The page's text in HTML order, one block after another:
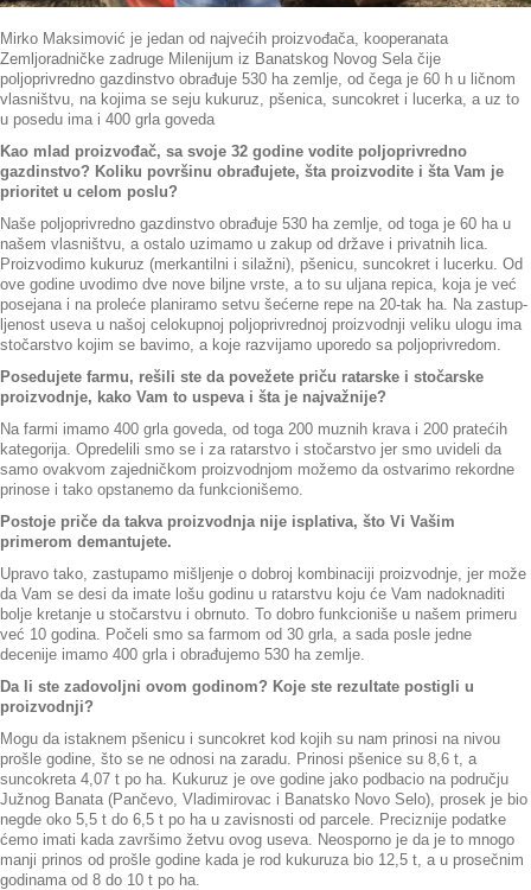
Mirko Maksimović je jedan od najvećih proizvođača, kooperanata
Zemljoradničke zadruge Milenijum iz Banatskog Novog Sela čije
poljoprivredno gazdinstvo obrađuje 530 ha zemlje, od čega je 60 h u ličnom
vlasništvu, na kojima se seju kukuruz, pšenica, suncokret i lucerka, a uz to
u posedu ima i 400 grla goveda
Kao mlad proizvođač, sa svoje 32 godine vodite poljoprivredno
gazdinstvo? Koliku površinu obrađujete, šta proizvodite i šta Vam je
prioritet u celom poslu?
Naše poljoprivredno gazdinstvo obrađuje 530 ha zemlje, od toga je 60 ha u
našem vlasništvu, a ostalo uzimamo u zakup od države i privatnih lica.
Proizvodimo kukuruz (merkantilni i silažni), pšenicu, suncokret i lucerku. Od
ove godine uvodimo dve nove biljne vrste, a to su uljana repica, koja je već
posejana i na proleće planiramo setvu šećerne repe na 20-tak ha. Na zastup-
ljenost useva u našoj celokupnoj poljoprivrednoj proizvodnji veliku ulogu ima
stočarstvo kojim se bavimo, a koje razvijamo uporedo sa poljoprivredom.
Posedujete farmu, rešili ste da povežete priču ratarske i stočarske
proizvodnje, kako Vam to uspeva i šta je najvažnije?
Na farmi imamo 400 grla goveda, od toga 200 muznih krava i 200 pratećih
kategorija. Opredelili smo se i za ratarstvo i stočarstvo jer smo uvideli da
samo ovakvom zajedničkom proizvodnjom možemo da ostvarimo rekordne
prinose i tako opstanemo da funkcionišemo.
Postoje priče da takva proizvodnja nije isplativa, što Vi Vašim
primerom demantujete.
Upravo tako, zastupamo mišljenje o dobroj kombinaciji proizvodnje, jer može
da Vam se desi da imate lošu godinu u ratarstvu koju će Vam nadoknaditi
bolje kretanje u stočarstvu i obrnuto. To dobro funkcioniše u našem primeru
već 10 godina. Počeli smo sa farmom od 30 grla, a sada posle jedne
decenije imamo 400 grla i obrađujemo 530 ha zemlje.
Da li ste zadovoljni ovom godinom? Koje ste rezultate postigli u
proizvodnji?
Mogu da istaknem pšenicu i suncokret kod kojih su nam prinosi na nivou
prošle godine, što se ne odnosi na zaradu. Prinosi pšenice su 8,6 t, a
suncokreta 4,07 t po ha. Kukuruz je ove godine jako podbacio na području
Južnog Banata (Pančevo, Vladimirovac i Banatsko Novo Selo), prosek je bio
negde oko 5,5 t do 6,5 t po ha u zavisnosti od parcele. Preciznije podatke
ćemo imati kada završimo žetvu ovog useva. Neosporno je da je to mnogo
manji prinos od prošle godine kada je rod kukuruza bio 12,5 t, a u prosečnim
godinama od 8 do 10 t po ha.